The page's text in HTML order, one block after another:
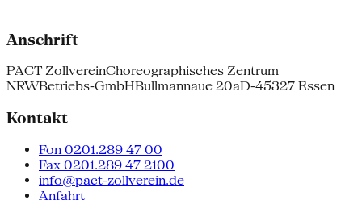
Anschrift
PACT ZollvereinChoreographisches Zentrum
NRWBetriebs-GmbHBullmannaue 20aD-45327 Essen
Kontakt
Fon 0201.289 47 00
Fax 0201.289 47 2100
info@pact-zollverein.de
Anfahrt